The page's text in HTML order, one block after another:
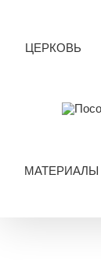
ЦЕРКОВЬ
МАТЕРИАЛЫ